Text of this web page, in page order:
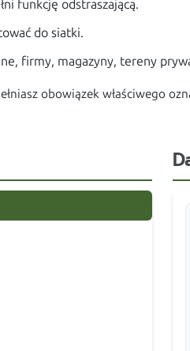
funkcję odstraszającą.
do siatki.
firmy, magazyny, tereny
obowiązek właściwego